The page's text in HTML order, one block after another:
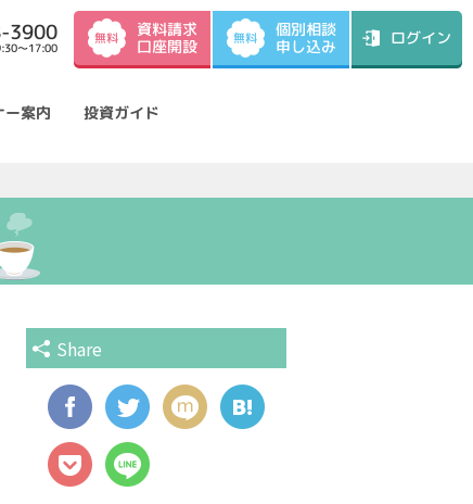
3900
～17:00
無料 資料請求
口座開設 無料 個別相談
申し込み ログイン
ー案内 投資ガイド
Share